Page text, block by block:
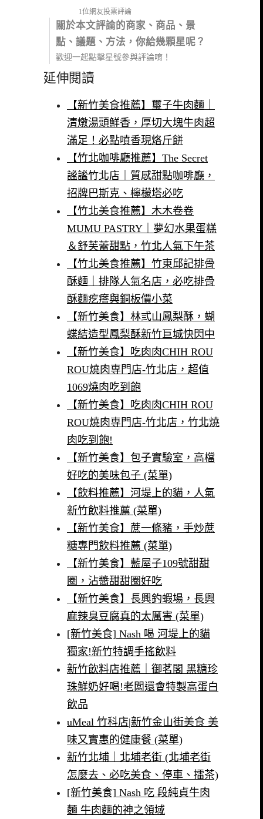
1位網友投票評論
關於本文評論的商家、商品、景
點、議題、方法，你給幾顆星呢？
歡迎一起點擊星號參與評論唷！
延伸閱讀
【新竹美食推薦】璽子牛肉麵｜
清燉湯頭鮮香，厚切大塊牛肉超
滿足！必點噴香現烙斤餅
【竹北咖啡廳推薦】The Secret
謐謐竹北店｜質感甜點咖啡廳，
招牌巴斯克、檸檬塔必吃
【竹北美食推薦】木木卷卷
MUMU PASTRY｜夢幻水果蛋糕
＆舒芙蕾甜點，竹北人氣下午茶
【竹北美食推薦】竹東邱記排骨
酥麵｜排隊人氣名店，必吃排骨
酥麵疙瘩與銅板價小菜
【新竹美食】林弎山鳳梨酥，蝴
蝶結造型鳳梨酥新竹巨城快閃中
【新竹美食】吃肉肉CHIH ROU
ROU燒肉専門店-竹北店，超值
1069燒肉吃到飽
【新竹美食】吃肉肉CHIH ROU
ROU燒肉専門店-竹北店，竹北燒
肉吃到飽!
【新竹美食】包子實驗室，高檔
好吃的美味包子 (菜單)
【飲料推薦】河堤上的貓，人氣
新竹飲料推薦 (菜單)
【新竹美食】蔗一條豬，手炒蔗
糖專門飲料推薦 (菜單)
【新竹美食】藍屋子109號甜甜
圈，沾醬甜甜圈好吃
【新竹美食】長興釣蝦場，長興
麻辣臭豆腐真的太厲害 (菜單)
[新竹美食] Nash 喝 河堤上的貓
獨家!新竹特調手搖飲料
新竹飲料店推薦｜御茗閣 黑糖珍
珠鮮奶好喝!老闆還會特製高蛋白
飲品
uMeal 竹科店|新竹金山街美食 美
味又實惠的健康餐 (菜單)
新竹北埔｜北埔老街 (北埔老街
怎麼去、必吃美食、停車、擂茶)
[新竹美食] Nash 吃 段純貞牛肉
麵 牛肉麵的神之領域